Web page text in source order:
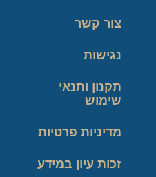
צור קשר
נגישות
תקנון ותנאי
שימוש
מדיניות פרטיות
זכות עיון במידע